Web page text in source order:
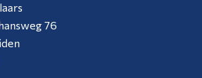
76